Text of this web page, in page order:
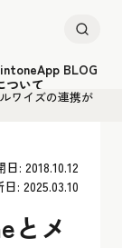
BLOG
ついて
ワイズの連携が
日: 2018.10.12
: 2025.03.10
とメ